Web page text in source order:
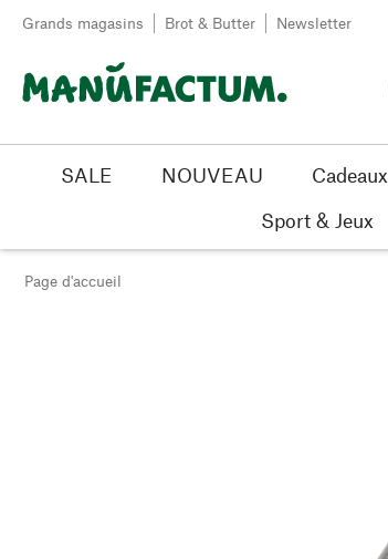
Passer au contenu
Grands magasins Brot & Butter Newsletter
SALE NOUVEAU Cadeaux
Sport & Jeux
Page d'accueil